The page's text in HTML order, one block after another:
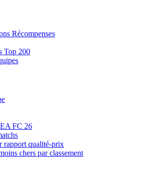
Récompenses
Top 200
FC 26
rapport qualité-prix
chers par classement